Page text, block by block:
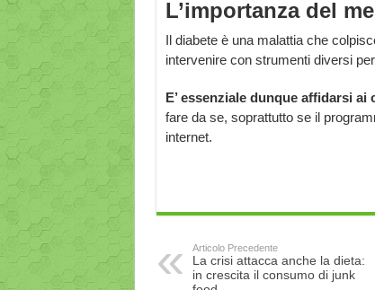
L’importanza del
Il diabete è una malattia che
intervenire con strumenti diversi
E’ essenziale dunque affidarsi
fare da se, soprattutto se il
internet.
Articolo Precedente
La crisi attacca anche la dieta:
in crescita il consumo di junk